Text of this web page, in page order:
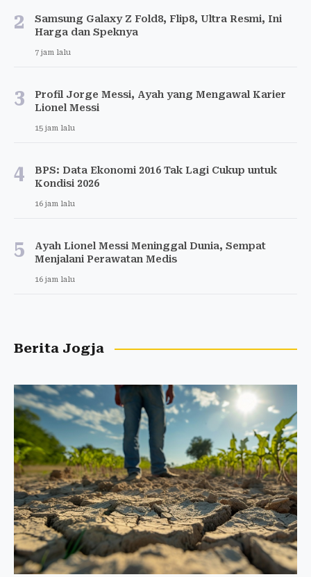
2
Samsung Galaxy Z Fold8, Flip8, Ultra Resmi, Ini
Harga dan Speknya
7 jam lalu
3
Profil Jorge Messi, Ayah yang Mengawal Karier
Lionel Messi
15 jam lalu
4
BPS: Data Ekonomi 2016 Tak Lagi Cukup untuk
Kondisi 2026
16 jam lalu
5
Ayah Lionel Messi Meninggal Dunia, Sempat
Menjalani Perawatan Medis
16 jam lalu
Berita Jogja